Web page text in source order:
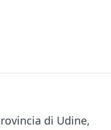
di Udine,